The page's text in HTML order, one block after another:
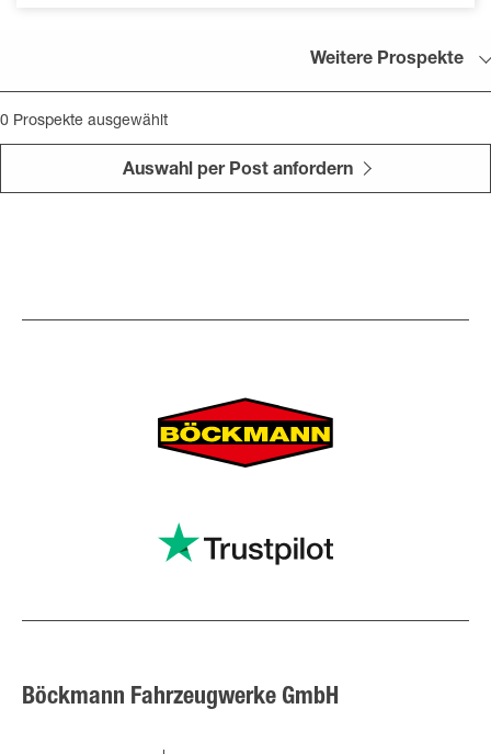
Weitere Prospekte
0 Prospekte ausgewählt
Auswahl per Post anfordern
Böckmann Fahrzeugwerke GmbH